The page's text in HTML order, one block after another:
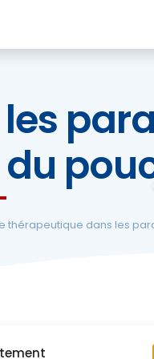
thérapeutique dans les